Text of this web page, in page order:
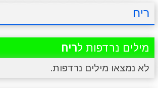
יצירה משחקי בנות אשליות
ריח
מילים נרדפות לריח
לא נמצאו מילים נרדפות.